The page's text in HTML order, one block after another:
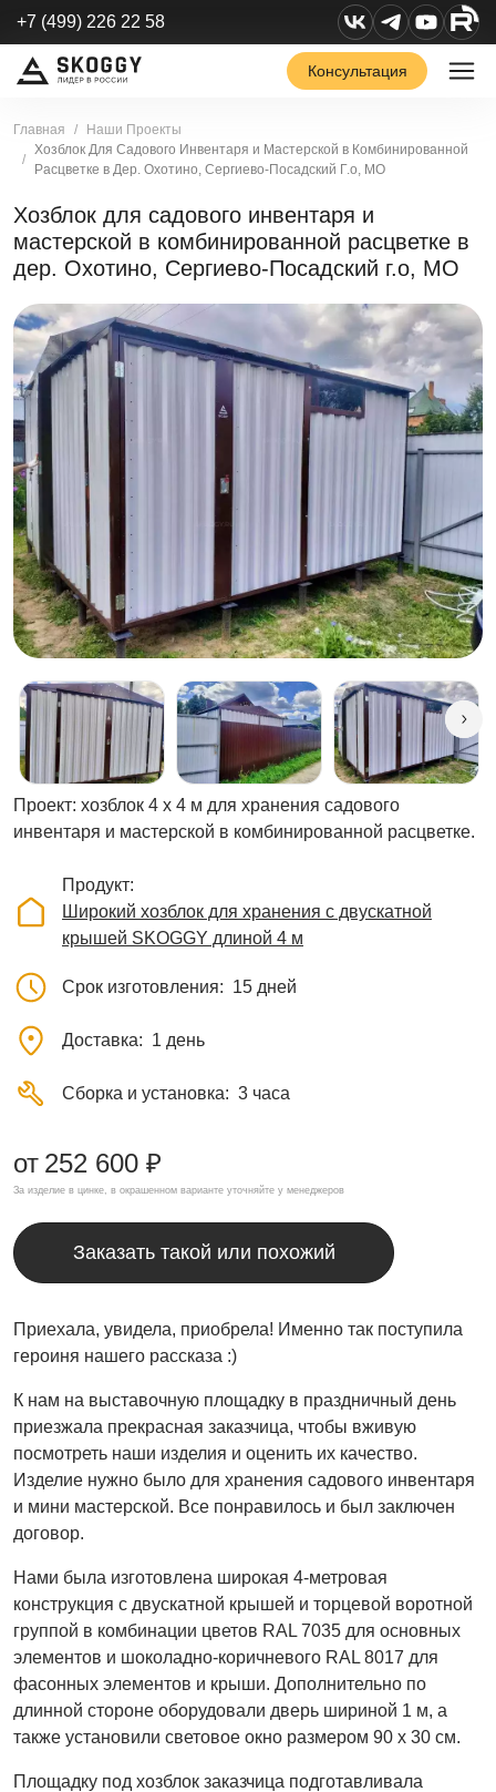
+7 (499) 226 22 58
Консультация
Главная
Наши Проекты
Хозблок Для Садового Инвентаря и Мастерской в Комбинированной
Расцветке в Дер. Охотино, Сергиево-Посадский Г.о, МО
Хозблок для садового инвентаря и
мастерской в комбинированной расцветке в
дер. Охотино, Сергиево-Посадский г.о, МО
Проект: хозблок 4 х 4 м для хранения садового
инвентаря и мастерской в комбинированной расцветке.
Продукт
Широкий хозблок для хранения с двускатной
крышей SKOGGY длиной 4 м
Срок изготовления 15 дней
Доставка 1 день
Сборка и установка 3 часа
от 252 600 ₽
За изделие в цинке, в окрашенном варианте уточняйте у менеджеров
Заказать такой или похожий
Приехала, увидела, приобрела! Именно так поступила
героиня нашего рассказа :)
К нам на выставочную площадку в праздничный день
приезжала прекрасная заказчица, чтобы вживую
посмотреть наши изделия и оценить их качество.
Изделие нужно было для хранения садового инвентаря
и мини мастерской. Все понравилось и был заключен
договор.
Нами была изготовлена широкая 4-метровая
конструкция с двускатной крышей и торцевой воротной
группой в комбинации цветов RAL 7035 для основных
элементов и шоколадно-коричневого RAL 8017 для
фасонных элементов и крыши. Дополнительно по
длинной стороне оборудовали дверь шириной 1 м, а
также установили световое окно размером 90 х 30 см.
Площадку под хозблок заказчица подготавливала